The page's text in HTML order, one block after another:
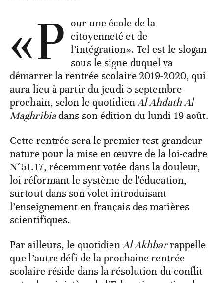
«P our une école de la
citoyenneté et de
l’intégration». Tel est le slogan
sous le signe duquel va
démarrer la rentrée scolaire 2019-2020, qui
aura lieu à partir du jeudi 5 septembre
prochain, selon le quotidienAl Ahdath Al
Maghribiadans son édition du lundi 19 août.
Cette rentrée sera le premier test grandeur
nature pour la mise en œuvre de la loi-cadre
N°51.17, récemment votée dans la douleur,
loi réformant le système de l'éducation,
surtout dans son volet introduisant
l’enseignement en français des matières
scientifiques.
Par ailleurs, le quotidienAl Akhbarrappelle
que l’autre défi de la prochaine rentrée
scolaire réside dans la résolution du conflit